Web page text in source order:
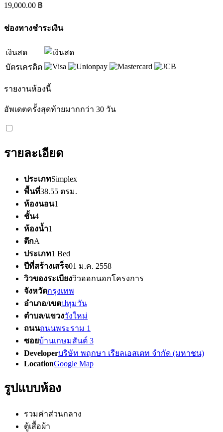
19,000.00 ฿
ช่องทางชำระเงิน
เงินสด
บัตรเครดิต
รายงานห้องนี้
อัพเดตครั้งสุดท้ายมากกว่า 30 วัน
รายละเอียด
ประเภทSimplex
พื้นที่38.55 ตรม.
ห้องนอน1
ชั้น4
ห้องน้ำ1
ตึกA
ประเภท1 Bed
ปีที่สร้างเสร็จ01 ม.ค. 2558
วิวของระเบียงวิวออกนอกโครงการ
จังหวัดกรุงเทพ
อำเภอ/เขตปทุมวัน
ตำบล/แขวงวังใหม่
ถนนถนนพระราม 1
ซอยบ้านเกษมสันต์ 3
Developerบริษัท พฤกษา เรียลเอสเตท จำกัด (มหาชน)
LocationGoogle Map
รูปแบบห้อง
รวมค่าส่วนกลาง
ตู้เสื้อผ้า